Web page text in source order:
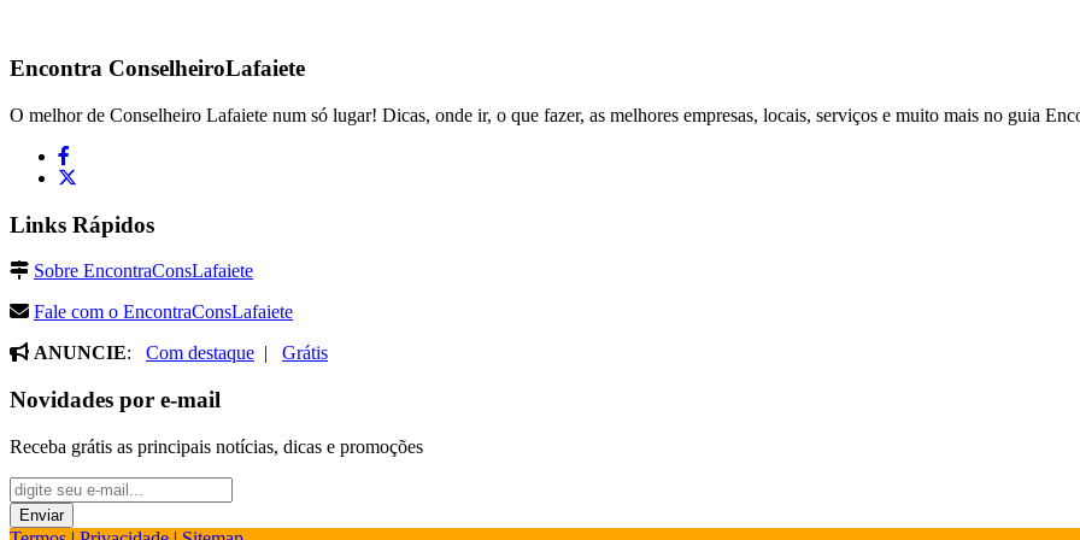
Encontra ConselheiroLafaiete
O melhor de Conselheiro Lafaiete num só lugar! Dicas, onde ir, o que fazer, as melhores empresas, locais, serviços e muito mais no guia
Links Rápidos
Sobre EncontraConsLafaiete
Fale com o EncontraConsLafaiete
ANUNCIE: Com destaque | Grátis
Novidades por e-mail
Receba grátis as principais notícias, dicas e promoções